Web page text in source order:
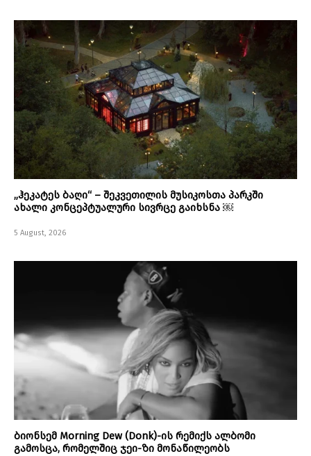
„ჰეკატეს ბაღი“ – შეკვეთილის მუსიკოსთა პარკში
ახალი კონცეპტუალური სივრცე გაიხსნა ￼
5 August, 2026
ბიონსემ Morning Dew (Donk)-ის რემიქს ალბომი
გამოსცა, რომელშიც ჯეი-ზი მონაწილეობს